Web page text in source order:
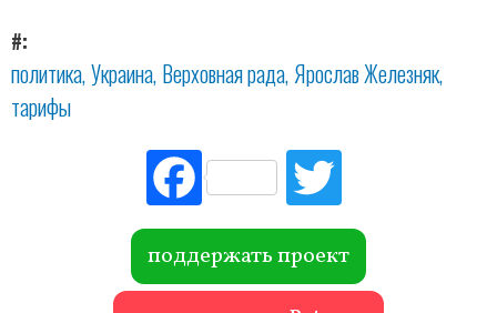
#
политика Украина Верховная рада Ярослав Железняк
тарифы
Fac
ebo
ok r
поддержать проект